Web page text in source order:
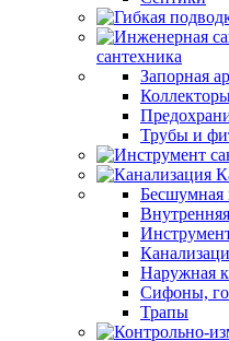
сантехника
Запорная
Трубы и
Бесшумная
Наружная
Сифоны,
Трапы